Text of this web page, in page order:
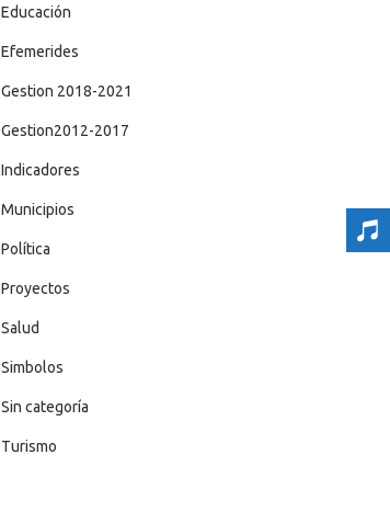
Educación
Efemerides
Gestion 2018-2021
Gestion2012-2017
Indicadores
Municipios
Política
Proyectos
Salud
Simbolos
Sin categoría
Turismo